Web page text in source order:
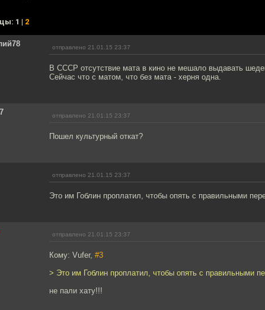
1 | 2
отправлено 21.01.15 23:37
В СССР отсутствие мата в кино не мешало выдавать
Сейчас что с матом, что без мата - херня одна.
отправлено 21.01.15 23:37
Пошел культурный откат?
отправлено 21.01.15 23:37
Это им Гоблин проплатил, чтобы опять с правильными
отправлено 21.01.15 23:37
Кому: Vufer, #3
> Это им Гоблин проплатил, чтобы опять с правильными
не пали хату!!!